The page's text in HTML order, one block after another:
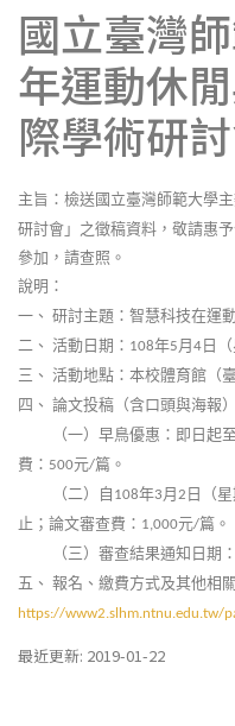
國立臺灣
年運動休
際學術研討
主旨：檢送國立臺灣師範大學
研討會」之徵稿資料，敬請惠
參加，請查照。
說明：
一、 研討主題：智慧科技在運
二、 活動日期： 108年5月4日
三、 活動地點：本校體育館（
四、 論文投稿（含口頭與海報
（一）早鳥優惠：即日起至
費： 500元/篇。
（二）自 108年3月2 日（
止；論文審查費： 1,000元/篇。
（三）審查結果通知日期：
五、 報名、繳費方式及其他相
https://www2.slhm.ntnu.edu.tw/
最近更新: 2019-01-22